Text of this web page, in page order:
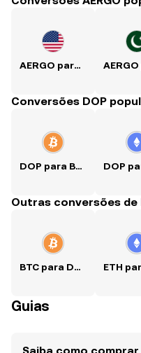
AERGO para USD
Conversões DOP
DOP para BTC
Outras conversões de
BTC para DOP
Guias